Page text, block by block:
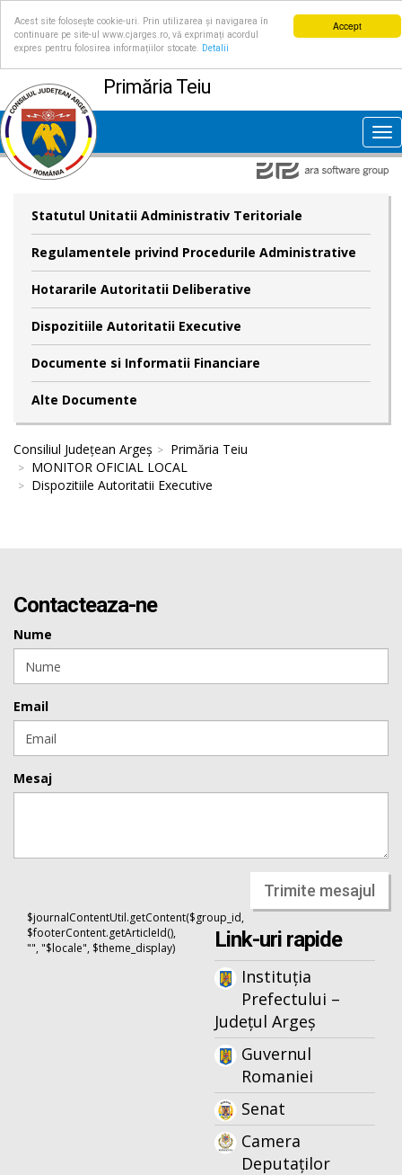
Accept
Acest site folosește cookie-uri. Prin utilizarea și navigarea în
continuare pe site-ul www.cjarges.ro, vă exprimați acordul
expres pentru folosirea informațiilor stocate.
Detalii
Primăria Teiu
Statutul Unitatii Administrativ Teritoriale
Regulamentele privind Procedurile Administrative
Hotararile Autoritatii Deliberative
Dispozitiile Autoritatii Executive
Documente si Informatii Financiare
Alte Documente
Consiliul Județean Argeș
Primăria Teiu
MONITOR OFICIAL LOCAL
Dispozitiile Autoritatii Executive
Contacteaza-ne
Nume
Email
Mesaj
Trimite mesajul
$journalContentUtil.getContent($group_id,
$footerContent.getArticleId(),
"", "$locale", $theme_display)
Link-uri rapide
Instituția
Prefectului –
Județul Argeș
Guvernul
Romaniei
Senat
Camera
Deputaților